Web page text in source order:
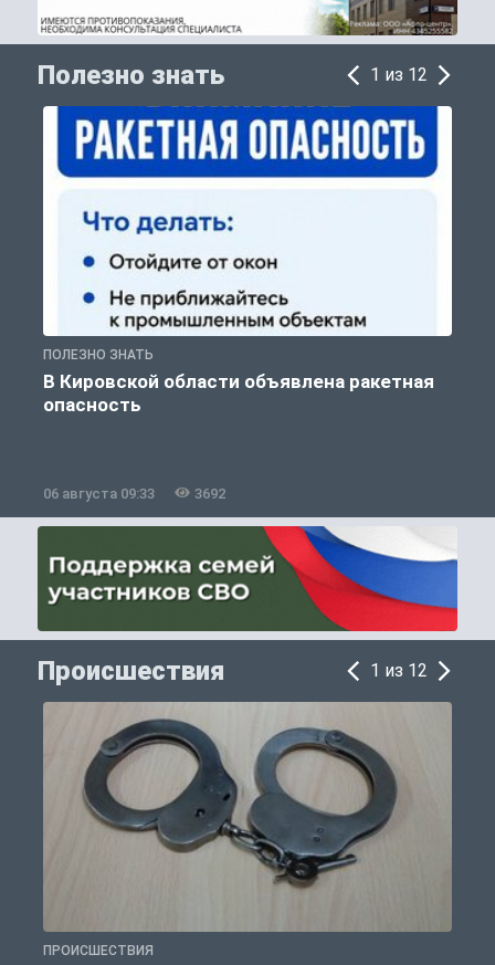
Полезно знать 1 из 12
ПОЛЕЗНО ЗНАТЬ
В Кировской области объявлена ракетная
опасность
06 августа 09:33 3692
Происшествия 1 из 12
ПРОИСШЕСТВИЯ